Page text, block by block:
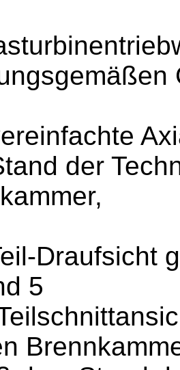
der
Draufsicht
5